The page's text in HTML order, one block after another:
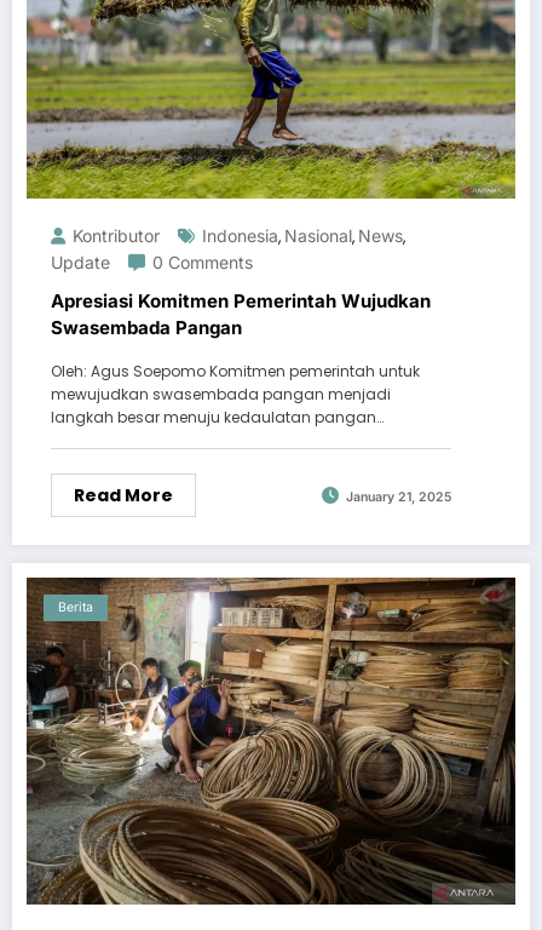
Kontributor Indonesia, Nasional, News,
Update
0 Comments
Apresiasi Komitmen Pemerintah Wujudkan
Swasembada Pangan
Oleh: Agus Soepomo Komitmen pemerintah untuk
mewujudkan swasembada pangan menjadi
langkah besar menuju kedaulatan pangan…
Read More January 21, 2025
Berita